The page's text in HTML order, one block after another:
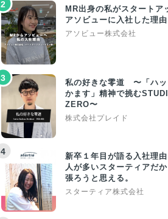
2
MR出身の私がスタートア
アソビューに入社した理由
アソビュー株式会社
3
私の好きな零道 〜「ハッ
かます」精神で挑む
ZERO〜
株式会社プレイド
4
新卒１年目が語る入社理
人が多いスターティアだ
張ろうと思える。
スターティア株式会社